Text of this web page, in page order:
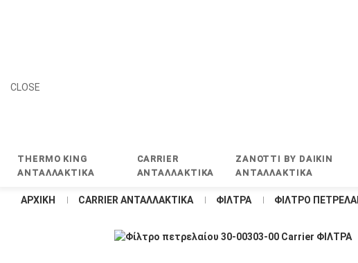
CLOSE
THERMO KING
ΑΝΤΑΛΛΑΚΤΙΚΑ
CARRIER
ΑΝΤΑΛΛΑΚΤΙΚΑ
ZANOTTI BY DAIKIN
ΑΝΤΑΛΛΑΚΤΙΚΑ
ΑΡΧΙΚΉ CARRIER ΑΝΤΑΛΛΑΚΤΙΚΑ ΦΙΛΤΡΑ ΦΊΛΤΡΟ